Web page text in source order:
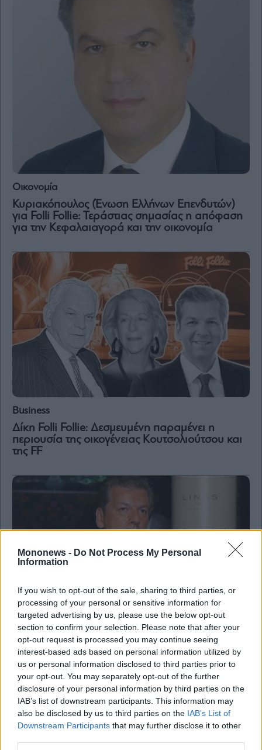
Mononews - Do Not Process My Personal
Information
If you wish to opt-out of the sale, sharing to third parties, or
processing of your personal or sensitive information for
targeted advertising by us, please use the below opt-out
section to confirm your selection. Please note that after your
opt-out request is processed you may continue seeing
interest-based ads based on personal information utilized by
us or personal information disclosed to third parties prior to
your opt-out. You may separately opt-out of the further
disclosure of your personal information by third parties on the
IAB’s list of downstream participants. This information may
also be disclosed by us to third parties on the IAB’s List of
Downstream Participants that may further disclose it to other
Οικονομία
Κυριακόπουλος (Ένωση Ελλήνων Επενδυτών)
για Folli Follie: Τεράστιας σημασίας η απόφαση
για την Κεφαλαιαγορά και την οικονομία
Business
Δίκη Folli Follie: Δεσμευμένη παραμένει η
περιουσία της οικογένειας Κουτσολιούτσου και
της FF
Κοινωνία
Δίκη Folli Follie: Στη φυλακή ο Τζώρτζης
Κουτσολιούτσος – Στο σπίτι τους θα εκτίσουν τις
ποινές τους ο Δημήτρης και η Καίτη
Κουτσολιούτσου